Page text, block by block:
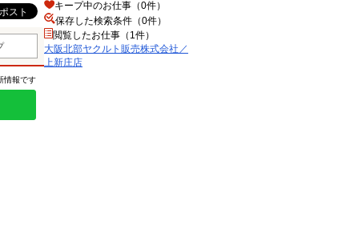
情報です
キープ中のお仕事（0件）
保存した検索条件（0件）
閲覧したお仕事（1件）
大阪北部ヤクルト販売株式会社／
上新庄店